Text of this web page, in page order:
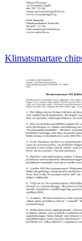
Klimatsmartare